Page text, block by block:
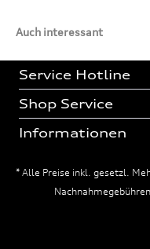
Auch interessant
Service Hotline
Shop Service
Informationen
* Alle Preise inkl. gesetzl.